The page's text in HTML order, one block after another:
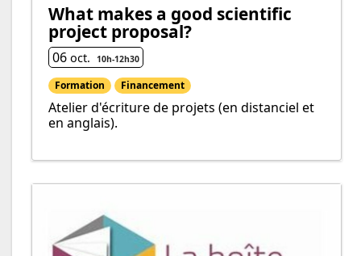
What makes a good scientific
project proposal?
06 oct. 10h-12h30
Formation Financement
Atelier d'écriture de projets (en distanciel et
en anglais).